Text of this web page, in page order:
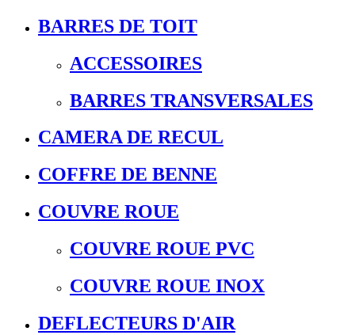
BARRES DE TOIT
ACCESSOIRES
BARRES TRANSVERSALES
CAMERA DE RECUL
COFFRE DE BENNE
COUVRE ROUE
COUVRE ROUE PVC
COUVRE ROUE INOX
DEFLECTEURS D'AIR